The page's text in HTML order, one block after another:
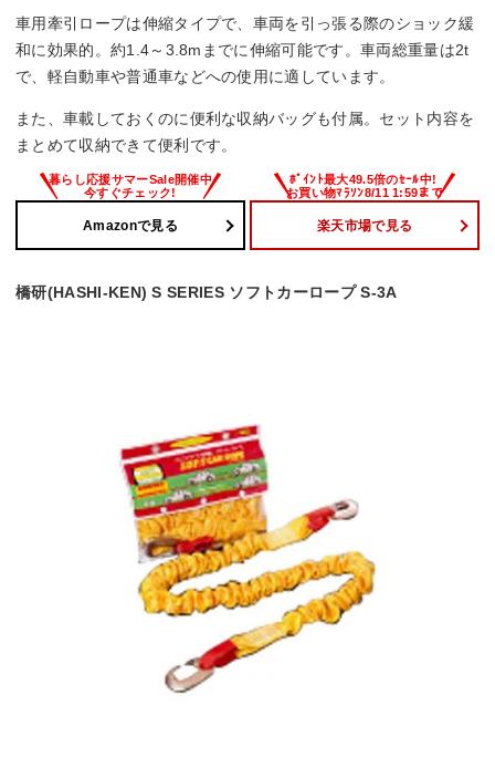
車用牽引ロープは伸縮タイプで、車両を引っ張る際のショック緩
和に効果的。約1.4～3.8mまでに伸縮可能です。車両総重量は2t
で、軽自動車や普通車などへの使用に適しています。
また、車載しておくのに便利な収納バッグも付属。セット内容を
まとめて収納できて便利です。
Amazonで見る 楽天市場で見る
橋研(HASHI-KEN) S SERIES ソフトカーロープ S-3A